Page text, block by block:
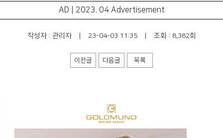
AD | 2023. 04 Advertisement
작성자 : 관리자 23-04-03 11:35 조회 : 8,382회
이전글 다음글 목록